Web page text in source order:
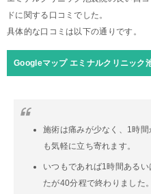
ドに関する口コミでした。
具体的な口コミは以下の通りです。
Googleマップ エミナルクリニック
施術は痛みが少なく、1時
も気軽に立ち寄れます。
いつもであれば1時間ある
たが40分程で終わりました。